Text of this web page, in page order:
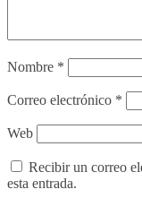
Nombre *
Correo electrónico *
Web
Recibir un correo
esta entrada.